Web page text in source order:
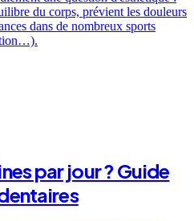
du corps, prévient les douleurs
dans de nombreux sports
par jour ? Guide